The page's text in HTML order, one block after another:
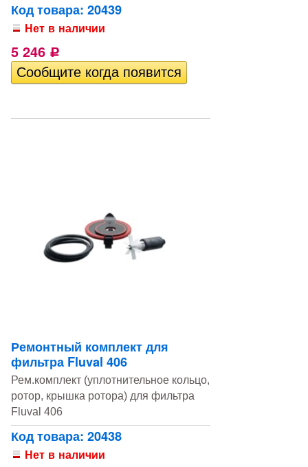
Код товара: 20439
Нет в наличии
5 246 Р
Ремонтный комплект для
фильтра Fluval 406
Рем.комплект (уплотнительное кольцо,
ротор, крышка ротора) для фильтра
Fluval 406
Код товара: 20438
Нет в наличии